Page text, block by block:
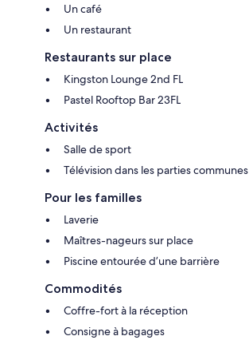
Un café
Un restaurant
Restaurants sur place
Kingston Lounge 2nd FL
Pastel Rooftop Bar 23FL
Activités
Salle de sport
Télévision dans les parties communes
Pour les familles
Laverie
Maîtres-nageurs sur place
Piscine entourée d’une barrière
Commodités
Coffre-fort à la réception
Consigne à bagages